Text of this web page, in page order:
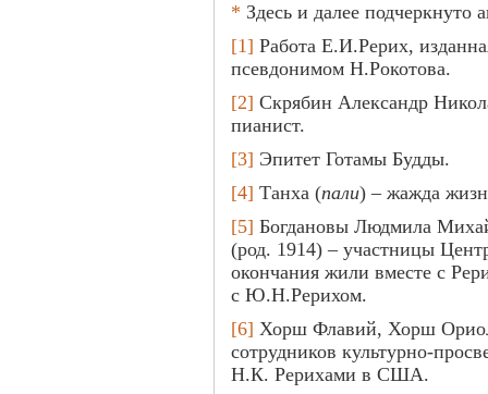
* Здесь и далее подчеркнуто
[1] Работа Е.И.Рерих,
псевдонимом Н.Рокотова.
[2] Скрябин Александр
пианист.
[3] Эпитет Готамы Будды.
[4] Танха (пали) – жажда
[5] Богдановы Людмила
(род. 1914) – участницы
окончания жили вместе с
с Ю.Н.Рерихом.
[6] Хорш Флавий, Хорш
сотрудников культурно-
Н.К. Рерихами в США.